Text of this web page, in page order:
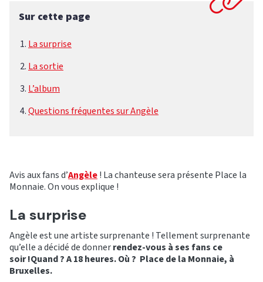
Sur cette page
La surprise
La sortie
L’album
Questions fréquentes sur Angèle
Avis aux fans d’Angèle! La chanteuse sera présente Place la
Monnaie. On vous explique !
La surprise
Angèle est une artiste surprenante ! Tellement surprenante
qu’elle a décidé de donnerrendez-vous à ses fans ce
soir !Quand ? A 18 heures. Où ? Place de la Monnaie, à
Bruxelles.